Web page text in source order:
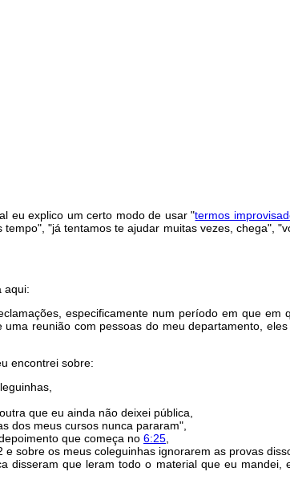
eu explico um certo modo de usar "termos
"já tentamos te ajudar muitas vezes, chega",
aqui:
especificamente num período em que em
reunião com pessoas do meu departamento,
encontrei sobre:
que eu ainda não deixei pública,
dos meus cursos nunca pararam",
que começa no 6:25
sobre os meus coleguinhas ignorarem as provas
disseram que leram todo o material que eu mandei,